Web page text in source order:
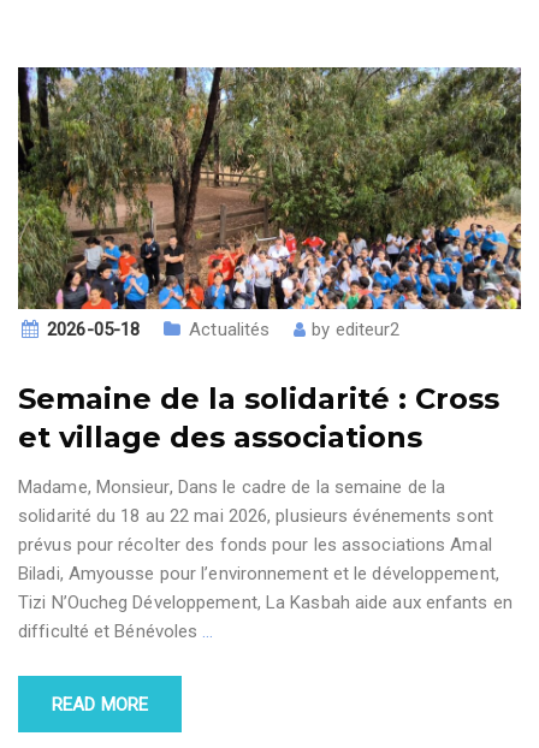
2026-05-18 Actualités by editeur2
Semaine de la solidarité : Cross
et village des associations
Madame, Monsieur, Dans le cadre de la semaine de la
solidarité du 18 au 22 mai 2026, plusieurs événements sont
prévus pour récolter des fonds pour les associations Amal
Biladi, Amyousse pour l’environnement et le développement,
Tizi N’Oucheg Développement, La Kasbah aide aux enfants en
difficulté et Bénévoles …
READ MORE